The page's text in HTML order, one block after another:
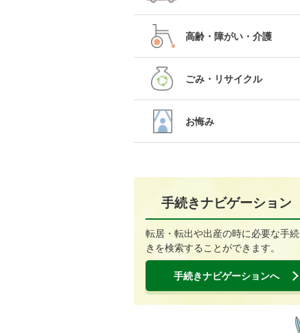
高齢・障がい・介護
ごみ・リサイクル
お悔み
手続きナビゲーション
転居・転出や出産の時に必要な手続
きを検索することができます。
手続きナビゲーションへ